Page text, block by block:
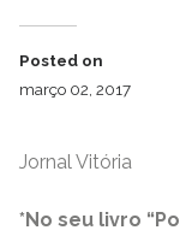
Posted on
março 02, 2017
Jornal Vitória
*No seu livro